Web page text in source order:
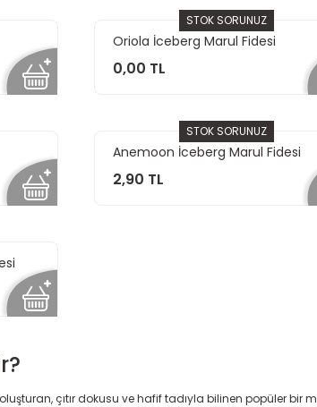
STOK SORUNUZ
Oriola İceberg Marul Fidesi
0,00 TL
STOK SORUNUZ
Anemoon İceberg Marul Fidesi
2,90 TL
çıtır dokusu ve hafif tadıyla bilinen popüler bir